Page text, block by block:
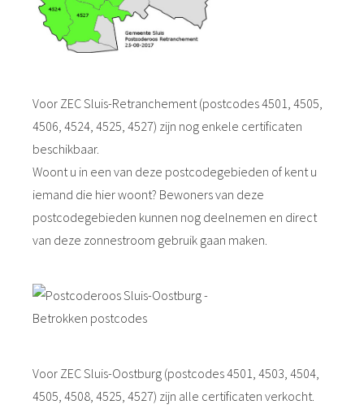
Voor ZEC Sluis-Retranchement (postcodes 4501, 4505,
4506, 4524, 4525, 4527) zijn nog enkele certificaten
beschikbaar.
Woont u in een van deze postcodegebieden of kent u
iemand die hier woont? Bewoners van deze
postcodegebieden kunnen nog deelnemen en direct
van deze zonnestroom gebruik gaan maken.
Voor ZEC Sluis-Oostburg (postcodes 4501, 4503, 4504,
4505, 4508, 4525, 4527) zijn alle certificaten verkocht.
van